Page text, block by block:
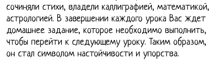
сочиняли стихи, владели каллиграфией, математикой,
астрологией. В завершении каждого урока Вас ждет
домашнее задание, которое необходимо выполнить,
чтобы перейти к следующему уроку. Таким образом,
он стал символом настойчивости и упорства.